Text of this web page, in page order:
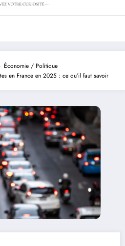
Économie / Politique
en France en 2025 : ce qu’il faut savoir